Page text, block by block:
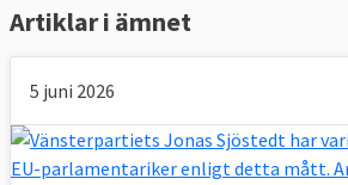
Artiklar i ämnet
5 juni 2026